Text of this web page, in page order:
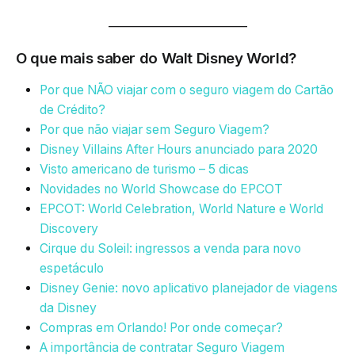
O que mais saber do Walt Disney World?
Por que NÃO viajar com o seguro viagem do Cartão
de Crédito?
Por que não viajar sem Seguro Viagem?
Disney Villains After Hours anunciado para 2020
Visto americano de turismo – 5 dicas
Novidades no World Showcase do EPCOT
EPCOT: World Celebration, World Nature e World
Discovery
Cirque du Soleil: ingressos a venda para novo
espetáculo
Disney Genie: novo aplicativo planejador de viagens
da Disney
Compras em Orlando! Por onde começar?
A importância de contratar Seguro Viagem